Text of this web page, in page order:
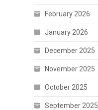
February 2026
January 2026
December 2025
November 2025
October 2025
September 2025